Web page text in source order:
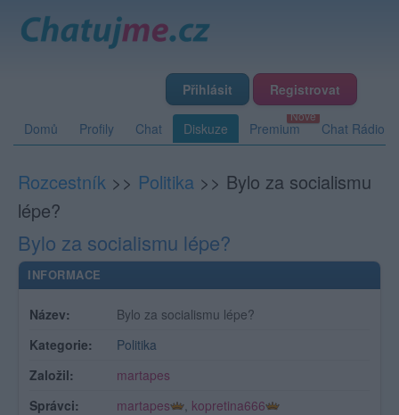
Přihlásit Registrovat
Domů Profily Chat Diskuze Premium Chat Rádio
Rozcestník >> Politika >> Bylo za socialismu
lépe?
Bylo za socialismu lépe?
INFORMACE
Název:
Bylo za socialismu lépe?
Kategorie:
Politika
Založil:
martapes
Správci:
martapes , kopretina666